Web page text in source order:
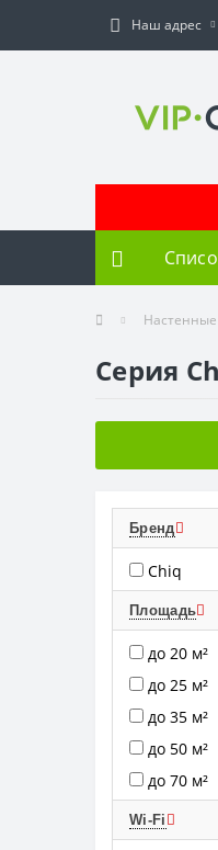
Наш адрес
Серия
Бренд
Chiq
Площадь
до 20 м²
до 25 м²
до 35 м²
до 50 м²
до 70 м²
Wi-Fi